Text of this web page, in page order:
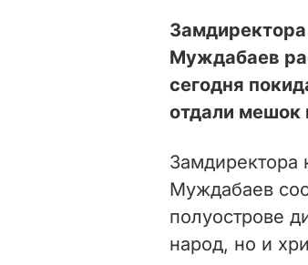
Муждабаев
сегодня
отдали мешок
Замдиректора
Муждабаев
полуострове
народ, но и